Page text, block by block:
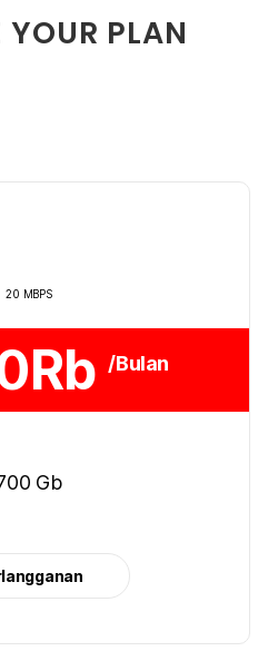
PLAN
20 MBPS
/Bulan
Gb